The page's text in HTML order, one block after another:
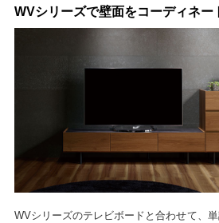
WVシリーズで壁面をコーディネー
WVシリーズのテレビボードと合わせて、